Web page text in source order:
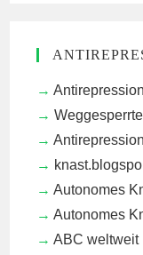
Weggesperrte
Autonomes
Autonomes
ABC weltweit